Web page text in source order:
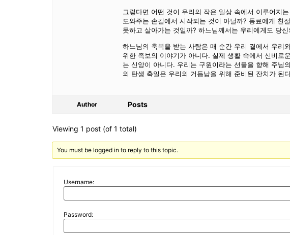
그렇다면 어떤 것이 우리의 작은 일상 속에서 이루어지
도와주는 손길에서 시작되는 것이 아닐까? 동료에게 친
못하고 살아가는 것일까? 하느님께서는 우리에게도 당
하느님의 축복을 받는 사람은 매 순간 우리 곁에서 우리
위한 족보의 이야기가 아니다. 실제 생활 속에서 신비로
는 신앙이 아니다. 우리는 구원이라는 선물을 향해 주님
의 탄생 축일은 우리의 거듭남을 위해 준비된 잔치가 된
Author Posts
Viewing 1 post (of 1 total)
You must be logged in to reply to this topic.
Username:
Password: